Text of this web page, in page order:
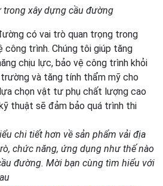
xây dựng cầu đường
có vai trò quan trọng trong
công trình. Chúng tôi giúp tăng
chịu lực, bảo vệ công trình khỏi
và tăng tính thẩm mỹ cho
chọn vật tư phụ chất lượng cao
thuật sẽ đảm bảo quá trình thi
chi tiết hơn về sản phẩm vải địa
chức năng, ứng dụng như thế nào
đường. Mời bạn cùng tìm hiểu với